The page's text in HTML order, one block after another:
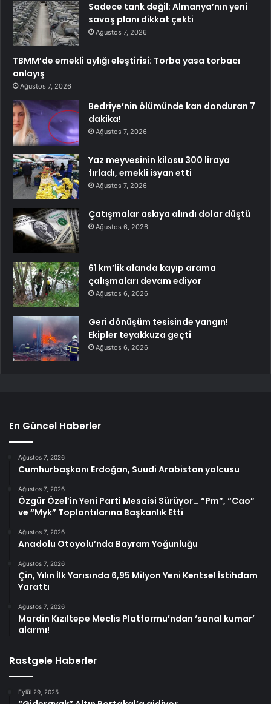
Sadece tank değil: Almanya’nın yeni
savaş planı dikkat çekti
Ağustos 7, 2026
TBMM’de emekli aylığı eleştirisi: Torba yasa torbacı
anlayış
Ağustos 7, 2026
Bedriye’nin ölümünde kan donduran 7
dakika!
Ağustos 7, 2026
Yaz meyvesinin kilosu 300 liraya
fırladı, emekli isyan etti
Ağustos 7, 2026
Çatışmalar askıya alındı dolar düştü
Ağustos 6, 2026
61 km’lik alanda kayıp arama
çalışmaları devam ediyor
Ağustos 6, 2026
Geri dönüşüm tesisinde yangın!
Ekipler teyakkuza geçti
Ağustos 6, 2026
En Güncel Haberler
Ağustos 7, 2026
Cumhurbaşkanı Erdoğan, Suudi Arabistan yolcusu
Ağustos 7, 2026
Özgür Özel’in Yeni Parti Mesaisi Sürüyor… “Pm”, “Cao”
ve “Myk” Toplantılarına Başkanlık Etti
Ağustos 7, 2026
Anadolu Otoyolu’nda Bayram Yoğunluğu
Ağustos 7, 2026
Çin, Yılın İlk Yarısında 6,95 Milyon Yeni Kentsel İstihdam
Yarattı
Ağustos 7, 2026
Mardin Kızıltepe Meclis Platformu’ndan ‘sanal kumar’
alarmı!
Rastgele Haberler
Eylül 29, 2025